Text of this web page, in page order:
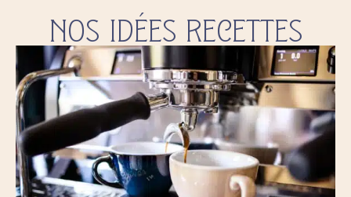
NOS IDÉES RECETTES